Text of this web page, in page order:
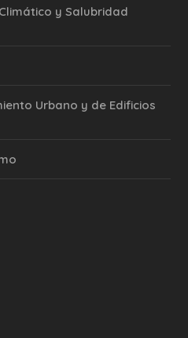
y Salubridad
Urbano y de Edificios